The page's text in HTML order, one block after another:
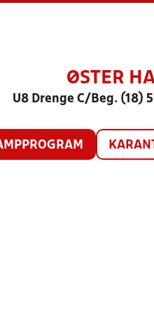
ØSTER
U8 Drenge C/Beg. (18)